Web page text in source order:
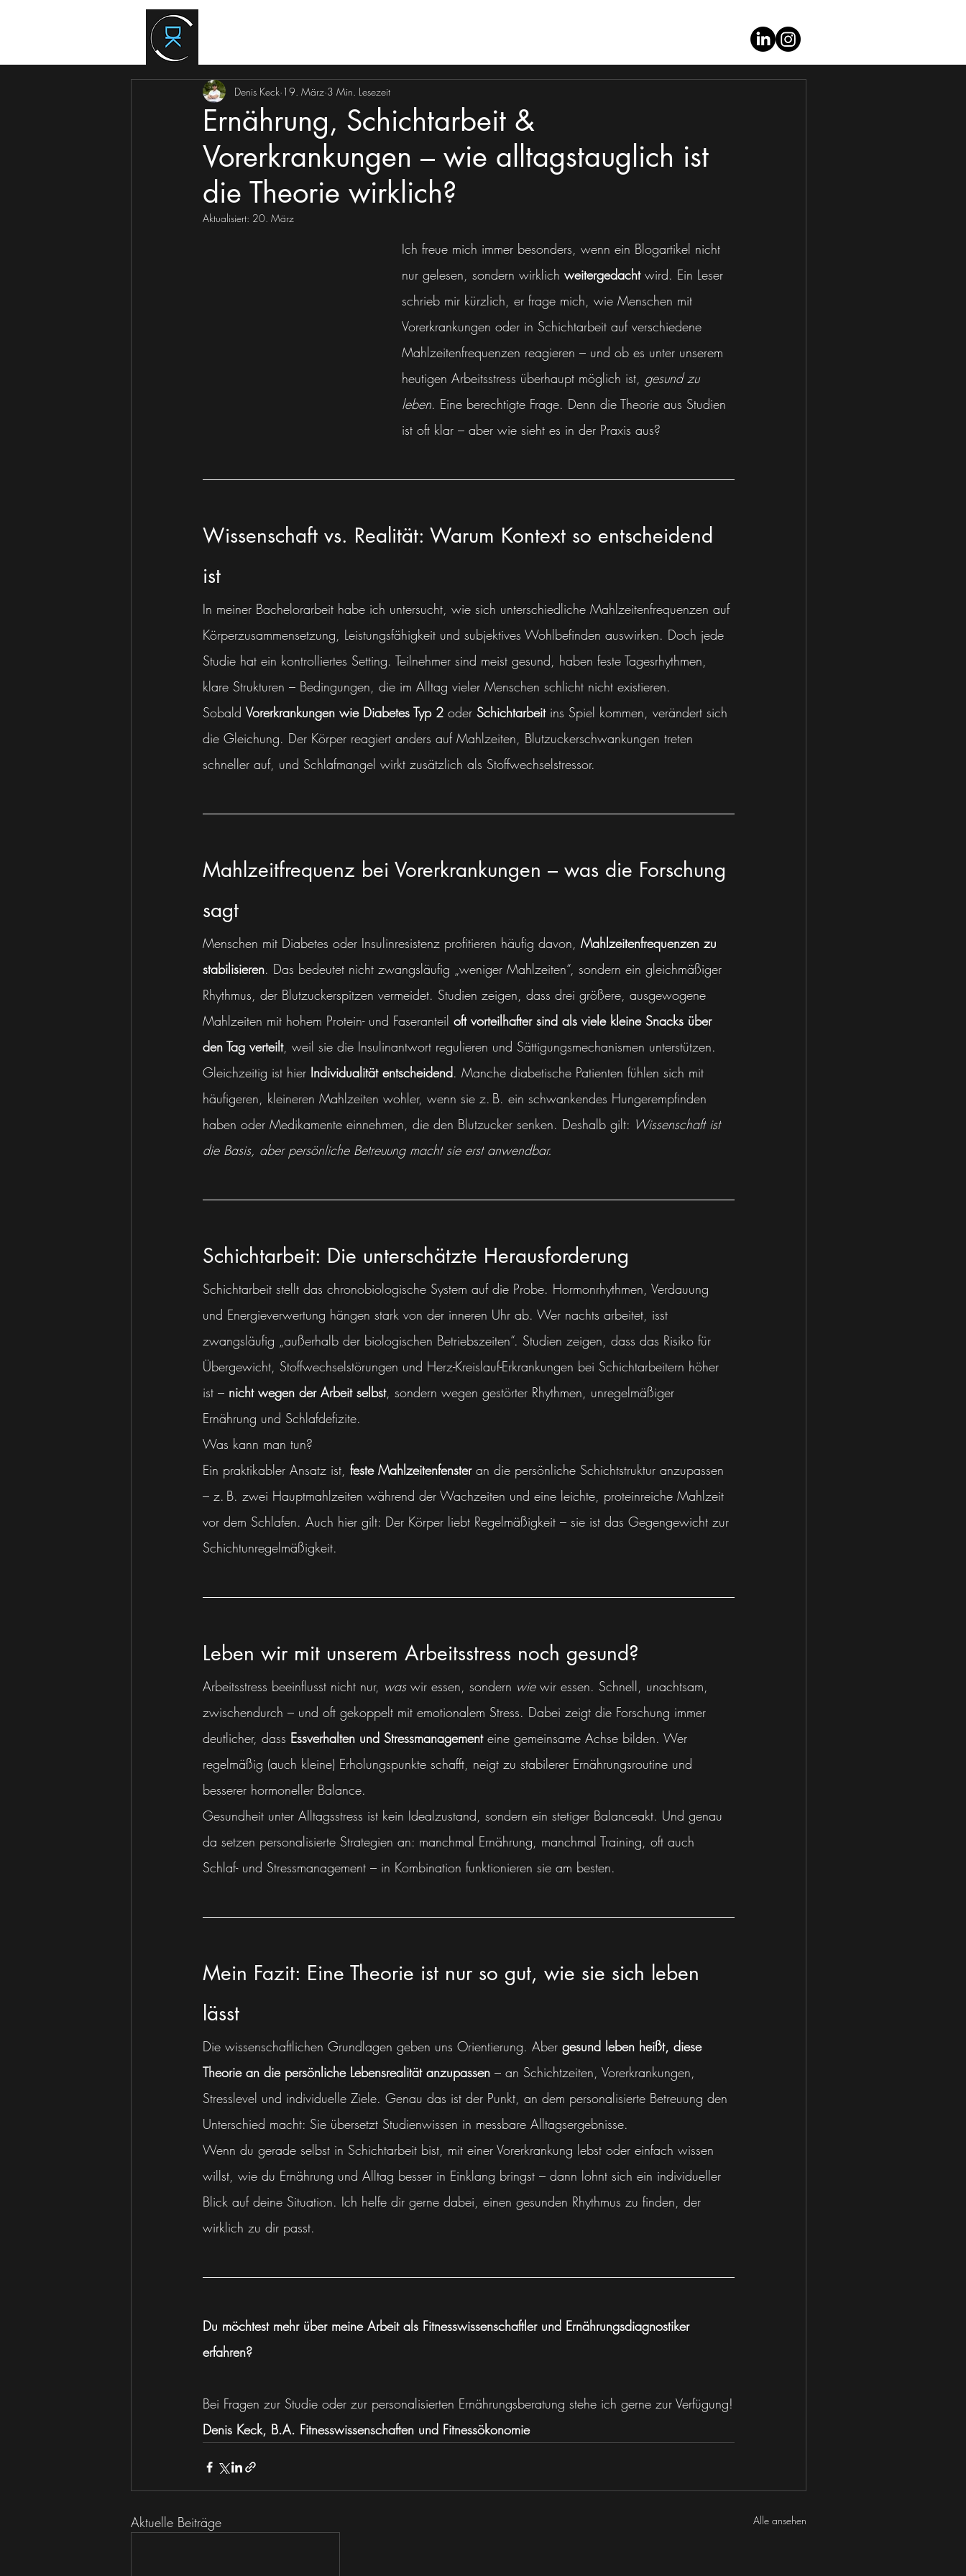
Ernährung, Schichtarbeit &
Vorerkrankungen – wie alltagstauglich ist
die Theorie wirklich?
Denis Keck 19. März 3 Min. Lesezeit
Aktualisiert: 20. März
Ich freue mich immer besonders, wenn ein Blogartikel nicht
nur gelesen, sondern wirklich weitergedacht wird. Ein Leser
schrieb mir kürzlich, er frage mich, wie Menschen mit
Vorerkrankungen oder in Schichtarbeit auf verschiedene
Mahlzeitenfrequenzen reagieren – und ob es unter unserem
heutigen Arbeitsstress überhaupt möglich ist, gesund zu
leben. Eine berechtigte Frage. Denn die Theorie aus Studien
ist oft klar – aber wie sieht es in der Praxis aus?
Wissenschaft vs. Realität: Warum Kontext so entscheidend
ist
In meiner Bachelorarbeit habe ich untersucht, wie sich unterschiedliche Mahlzeitenfrequenzen auf
Körperzusammensetzung, Leistungsfähigkeit und subjektives Wohlbefinden auswirken. Doch jede
Studie hat ein kontrolliertes Setting. Teilnehmer sind meist gesund, haben feste Tagesrhythmen,
klare Strukturen – Bedingungen, die im Alltag vieler Menschen schlicht nicht existieren.
Sobald Vorerkrankungen wie Diabetes Typ 2 oder Schichtarbeit ins Spiel kommen, verändert sich
die Gleichung. Der Körper reagiert anders auf Mahlzeiten, Blutzuckerschwankungen treten
schneller auf, und Schlafmangel wirkt zusätzlich als Stoffwechselstressor.
Mahlzeitfrequenz bei Vorerkrankungen – was die Forschung
sagt
Menschen mit Diabetes oder Insulinresistenz profitieren häufig davon, Mahlzeitenfrequenzen zu
stabilisieren. Das bedeutet nicht zwangsläufig „weniger Mahlzeiten“, sondern ein gleichmäßiger
Rhythmus, der Blutzuckerspitzen vermeidet. Studien zeigen, dass drei größere, ausgewogene
Mahlzeiten mit hohem Protein- und Faseranteil oft vorteilhafter sind als viele kleine Snacks über
den Tag verteilt, weil sie die Insulinantwort regulieren und Sättigungsmechanismen unterstützen.
Gleichzeitig ist hier Individualität entscheidend. Manche diabetische Patienten fühlen sich mit
häufigeren, kleineren Mahlzeiten wohler, wenn sie z. B. ein schwankendes Hungerempfinden
haben oder Medikamente einnehmen, die den Blutzucker senken. Deshalb gilt: Wissenschaft ist
die Basis, aber persönliche Betreuung macht sie erst anwendbar.
Schichtarbeit: Die unterschätzte Herausforderung
Schichtarbeit stellt das chronobiologische System auf die Probe. Hormonrhythmen, Verdauung
und Energieverwertung hängen stark von der inneren Uhr ab. Wer nachts arbeitet, isst
zwangsläufig „außerhalb der biologischen Betriebszeiten“. Studien zeigen, dass das Risiko für
Übergewicht, Stoffwechselstörungen und Herz-Kreislauf-Erkrankungen bei Schichtarbeitern höher
ist – nicht wegen der Arbeit selbst, sondern wegen gestörter Rhythmen, unregelmäßiger
Ernährung und Schlafdefizite.
Was kann man tun?
Ein praktikabler Ansatz ist, feste Mahlzeitenfenster an die persönliche Schichtstruktur anzupassen
– z. B. zwei Hauptmahlzeiten während der Wachzeiten und eine leichte, proteinreiche Mahlzeit
vor dem Schlafen. Auch hier gilt: Der Körper liebt Regelmäßigkeit – sie ist das Gegengewicht zur
Schichtunregelmäßigkeit.
Leben wir mit unserem Arbeitsstress noch gesund?
Arbeitsstress beeinflusst nicht nur, was wir essen, sondern wie wir essen. Schnell, unachtsam,
zwischendurch – und oft gekoppelt mit emotionalem Stress. Dabei zeigt die Forschung immer
deutlicher, dass Essverhalten und Stressmanagement eine gemeinsame Achse bilden. Wer
regelmäßig (auch kleine) Erholungspunkte schafft, neigt zu stabilerer Ernährungsroutine und
besserer hormoneller Balance.
Gesundheit unter Alltagsstress ist kein Idealzustand, sondern ein stetiger Balanceakt. Und genau
da setzen personalisierte Strategien an: manchmal Ernährung, manchmal Training, oft auch
Schlaf- und Stressmanagement – in Kombination funktionieren sie am besten.
Mein Fazit: Eine Theorie ist nur so gut, wie sie sich leben
lässt
Die wissenschaftlichen Grundlagen geben uns Orientierung. Aber gesund leben heißt, diese
Theorie an die persönliche Lebensrealität anzupassen – an Schichtzeiten, Vorerkrankungen,
Stresslevel und individuelle Ziele. Genau das ist der Punkt, an dem personalisierte Betreuung den
Unterschied macht: Sie übersetzt Studienwissen in messbare Alltagsergebnisse.
Wenn du gerade selbst in Schichtarbeit bist, mit einer Vorerkrankung lebst oder einfach wissen
willst, wie du Ernährung und Alltag besser in Einklang bringst – dann lohnt sich ein individueller
Blick auf deine Situation. Ich helfe dir gerne dabei, einen gesunden Rhythmus zu finden, der
wirklich zu dir passt.
Du möchtest mehr über meine Arbeit als Fitnesswissenschaftler und Ernährungsdiagnostiker
erfahren?
Bei Fragen zur Studie oder zur personalisierten Ernährungsberatung stehe ich gerne zur Verfügung!
Denis Keck, B.A. Fitnesswissenschaften und Fitnessökonomie
Aktuelle Beiträge Alle ansehen